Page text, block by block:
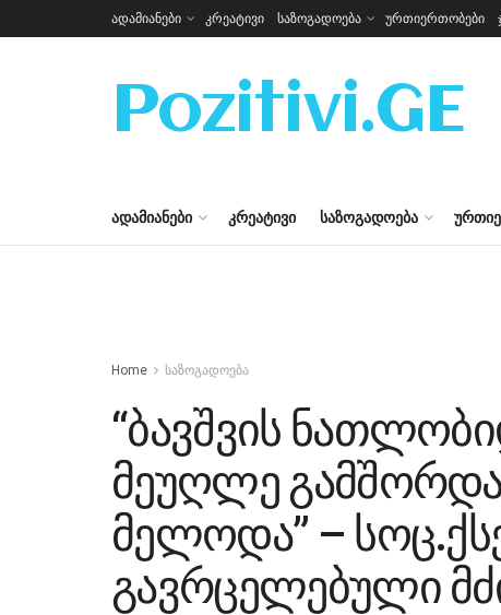
ადამიანები კრეატივი საზოგადოება ურთიერთობები
Pozitivi.GE
ᲐᲓᲐᲛᲘᲐᲜᲔᲑᲘ ᲙᲠᲔᲐᲢᲘᲕᲘ ᲡᲐᲖᲝᲒᲐᲓᲝᲔᲑᲐ
Home საზოგადოება
“ბავშვის
მეუღლე
მელოდა” –
გავრცელებული